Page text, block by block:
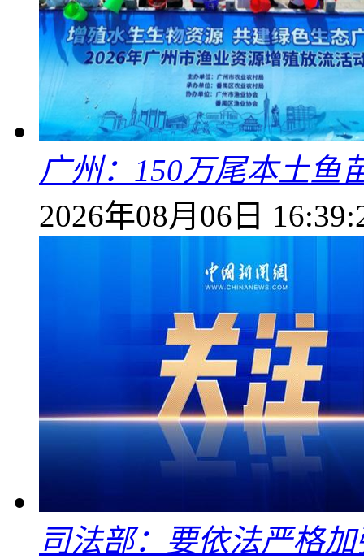
广州：150万尾本土鱼
2026年08月06日
司法部：要依法严格